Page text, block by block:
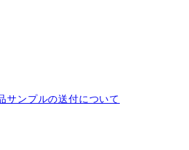
サンプルの送付について